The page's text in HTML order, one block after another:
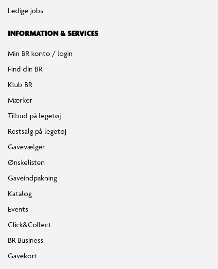
Ledige jobs
INFORMATION & SERVICES
Min BR konto / login
Find din BR
Klub BR
Mærker
Tilbud på legetøj
Restsalg på legetøj
Gavevælger
Ønskelisten
Gaveindpakning
Katalog
Events
Click&Collect
BR Business
Gavekort